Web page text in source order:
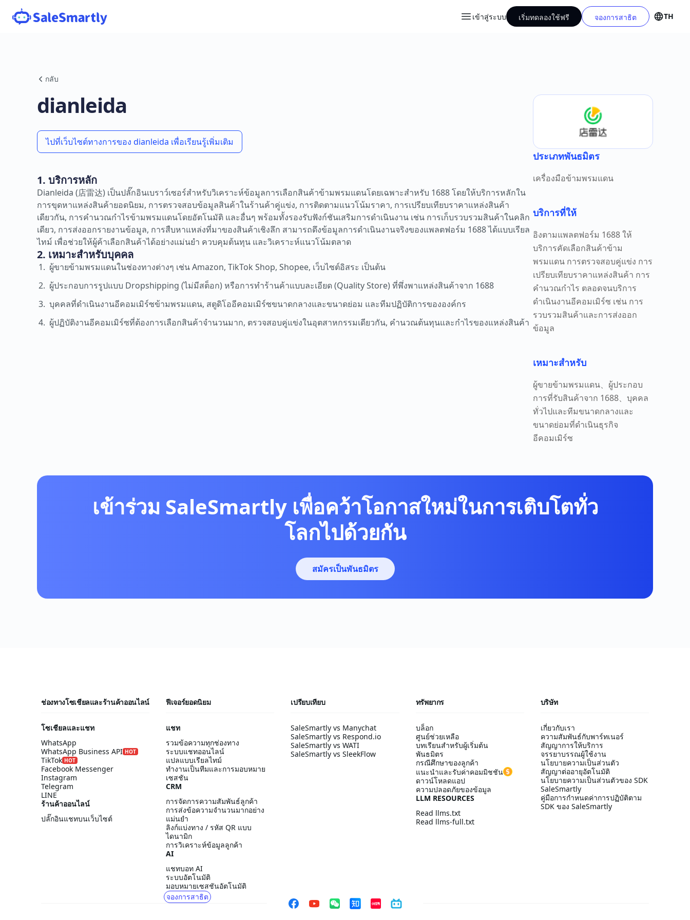
เข้าสู่ระบบ เริ่มทดลองใช้ฟรี จองการสาธิต TH
กลับ
dianleida
ไปที่เว็บไซต์ทางการของ dianleida เพื่อเรียนรู้เพิ่มเติม
1. บริการหลัก
Dianleida (店雷达) เป็นปลั๊กอินเบราว์เซอร์สำหรับวิเคราะห์ข้อมูลการเลือกสินค้าข้ามพรมแดนโดยเฉพาะสำหรับ 1688 โดยให้บริการหลักใน
การขุดหาแหล่งสินค้ายอดนิยม, การตรวจสอบข้อมูลสินค้าในร้านค้าคู่แข่ง, การติดตามแนวโน้มราคา, การเปรียบเทียบราคาแหล่งสินค้า
เดียวกัน, การคำนวณกำไรข้ามพรมแดนโดยอัตโนมัติ และอื่นๆ พร้อมทั้งรองรับฟังก์ชันเสริมการดำเนินงาน เช่น การเก็บรวบรวมสินค้าในคลิก
เดียว, การส่งออกรายงานข้อมูล, การสืบหาแหล่งที่มาของสินค้าเชิงลึก สามารถดึงข้อมูลการดำเนินงานจริงของแพลตฟอร์ม 1688 ได้แบบเรียล
ไทม์ เพื่อช่วยให้ผู้ค้าเลือกสินค้าได้อย่างแม่นยำ ควบคุมต้นทุน และวิเคราะห์แนวโน้มตลาด
2. เหมาะสำหรับบุคคล
ผู้ขายข้ามพรมแดนในช่องทางต่างๆ เช่น Amazon, TikTok Shop, Shopee, เว็บไซต์อิสระ เป็นต้น
ผู้ประกอบการรูปแบบ Dropshipping (ไม่มีสต็อก) หรือการทำร้านค้าแบบละเอียด (Quality Store) ที่พึ่งพาแหล่งสินค้าจาก 1688
บุคคลที่ดำเนินงานอีคอมเมิร์ซข้ามพรมแดน, สตูดิโออีคอมเมิร์ซขนาดกลางและขนาดย่อม และทีมปฏิบัติการขององค์กร
ผู้ปฏิบัติงานอีคอมเมิร์ซที่ต้องการเลือกสินค้าจำนวนมาก, ตรวจสอบคู่แข่งในอุตสาหกรรมเดียวกัน, คำนวณต้นทุนและกำไรของแหล่งสินค้า
ประเภทพันธมิตร
เครื่องมือข้ามพรมแดน
บริการที่ให้
อิงตามแพลตฟอร์ม 1688 ให้
บริการคัดเลือกสินค้าข้าม
พรมแดน การตรวจสอบคู่แข่ง การ
เปรียบเทียบราคาแหล่งสินค้า การ
คำนวณกำไร ตลอดจนบริการ
ดำเนินงานอีคอมเมิร์ซ เช่น การ
รวบรวมสินค้าและการส่งออก
ข้อมูล
เหมาะสำหรับ
ผู้ขายข้ามพรมแดน、ผู้ประกอบ
การที่รับสินค้าจาก 1688、บุคคล
ทั่วไปและทีมขนาดกลางและ
ขนาดย่อมที่ดำเนินธุรกิจ
อีคอมเมิร์ซ
เข้าร่วม SaleSmartly เพื่อคว้าโอกาสใหม่ในการเติบโตทั่ว
โลกไปด้วยกัน
สมัครเป็นพันธมิตร
ช่องทางโซเชียลและร้านค้าออนไลน์
โซเชียลและแชท
WhatsApp
WhatsApp Business API HOT
TikTok HOT
Facebook Messenger
Instagram
Telegram
LINE
ร้านค้าออนไลน์
ปลั๊กอินแชทบนเว็บไซต์
ฟีเจอร์ยอดนิยม
แชท
รวมข้อความทุกช่องทาง
ระบบแชทออนไลน์
แปลแบบเรียลไทม์
ทำงานเป็นทีมและการมอบหมาย
เซสชัน
CRM
การจัดการความสัมพันธ์ลูกค้า
การส่งข้อความจำนวนมากอย่าง
แม่นยำ
ลิงก์แบ่งทาง / รหัส QR แบบ
ไดนามิก
การวิเคราะห์ข้อมูลลูกค้า
AI
แชทบอท AI
ระบบอัตโนมัติ
มอบหมายเซสชันอัตโนมัติ
จองการสาธิต
เปรียบเทียบ
SaleSmartly vs Manychat
SaleSmartly vs Respond.io
SaleSmartly vs WATI
SaleSmartly vs SleekFlow
ทรัพยากร
บล็อก
ศูนย์ช่วยเหลือ
บทเรียนสำหรับผู้เริ่มต้น
พันธมิตร
กรณีศึกษาของลูกค้า
แนะนำและรับค่าคอมมิชชัน
ดาวน์โหลดแอป
ความปลอดภัยของข้อมูล
LLM RESOURCES
Read llms.txt
Read llms-full.txt
บริษัท
เกี่ยวกับเรา
ความสัมพันธ์กับพาร์ทเนอร์
สัญญาการให้บริการ
จรรยาบรรณผู้ใช้งาน
นโยบายความเป็นส่วนตัว
สัญญาต่ออายุอัตโนมัติ
นโยบายความเป็นส่วนตัวของ SDK
SaleSmartly
คู่มือการกำหนดค่าการปฏิบัติตาม
SDK ของ SaleSmartly